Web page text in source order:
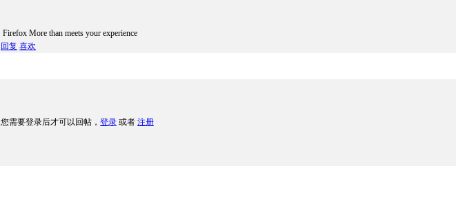
Firefox More than meets your experience
回复 喜欢
您需要登录后才可以回帖， 登录 或者 注册